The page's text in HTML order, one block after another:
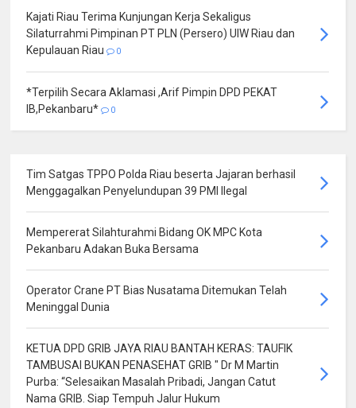
Kajati Riau Terima Kunjungan Kerja Sekaligus
Silaturrahmi Pimpinan PT PLN (Persero) UIW Riau dan
Kepulauan Riau
0
*Terpilih Secara Aklamasi ,Arif Pimpin DPD PEKAT
IB,Pekanbaru*
0
Tim Satgas TPPO Polda Riau beserta Jajaran berhasil
Menggagalkan Penyelundupan 39 PMI Ilegal
Mempererat Silahturahmi Bidang OK MPC Kota
Pekanbaru Adakan Buka Bersama
Operator Crane PT Bias Nusatama Ditemukan Telah
Meninggal Dunia
KETUA DPD GRIB JAYA RIAU BANTAH KERAS: TAUFIK
TAMBUSAI BUKAN PENASEHAT GRIB " Dr M Martin
Purba: “Selesaikan Masalah Pribadi, Jangan Catut
Nama GRIB. Siap Tempuh Jalur Hukum